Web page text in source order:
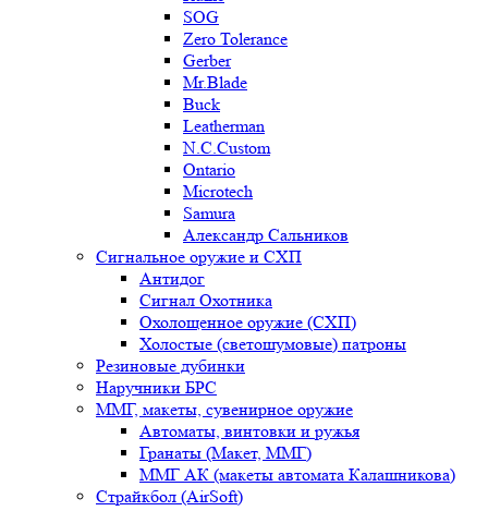
SOG
Zero Tolerance
Gerber
Mr.Blade
Buck
Leatherman
N.C.Custom
Ontario
Microtech
Samura
Александр Сальников
Сигнальное оружие и СХП
Антидог
Сигнал Охотника
Охолощенное оружие (СХП)
Холостые (светошумовые) патроны
Резиновые дубинки
Наручники БРС
ММГ, макеты, сувенирное оружие
Автоматы, винтовки и ружья
Гранаты (Макет, ММГ)
ММГ АК (макеты автомата Калашникова)
Страйкбол (AirSoft)